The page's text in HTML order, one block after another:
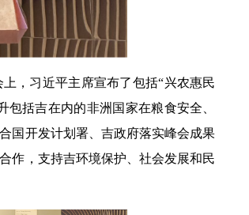
，习近平主席宣布了包括“兴农惠民
括吉在内的非洲国家在粮食安全、
国开发计划署、吉政府落实峰会成果
作，支持吉环境保护、社会发展和民